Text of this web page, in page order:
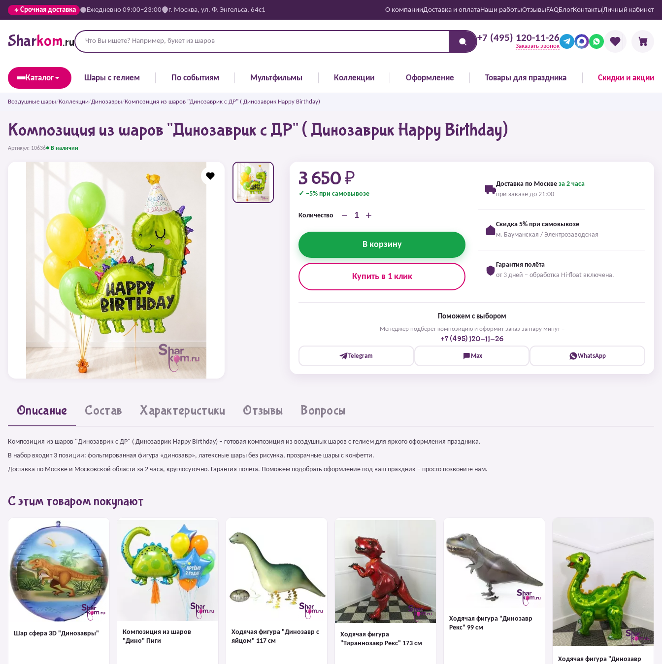
Срочная доставка Ежедневно 09:00–23:00 г. Москва, ул. Ф. Энгельса, 64с1 О компанииДоставка и оплатаНаши работыОтзывыFAQБлогКонтактыЛичный кабинет
Sharkom.ru +7 (495) 120-11-26
Заказать звонок
Каталог Шары с гелием По событиям Мультфильмы Коллекции Оформление Товары для праздника Скидки и акции
Воздушные шары/Коллекции/Динозавры/Композиция из шаров "Динозаврик с ДР" ( Динозаврик Happy Birthday)
Композиция из шаров "Динозаврик с ДР" ( Динозаврик Happy Birthday)
Артикул: 10636● В наличии
3 650 ₽
✓ −5% при самовывозе
Количество − +
В корзину
Купить в 1 клик
Доставка по Москве за 2 часа
при заказе до 21:00
Скидка 5% при самовывозе
м. Бауманская / Электрозаводская
Гарантия полёта
от 3 дней – обработка Hi-float включена.
Поможем с выбором
Менеджер подберёт композицию и оформит заказ за пару минут –
+7 (495) 120-11-26
Telegram Max WhatsApp
Описание Состав Характеристики Отзывы Вопросы
Композиция из шаров "Динозаврик с ДР" ( Динозаврик Happy Birthday) – готовая композиция из воздушных шаров с гелием для яркого оформления праздника.
В набор входит 3 позиции: фольгированная фигура «динозавр», латексные шары без рисунка, прозрачные шары с конфетти.
Доставка по Москве и Московской области за 2 часа, круглосуточно. Гарантия полёта. Поможем подобрать оформление под ваш праздник – просто позвоните нам.
С этим товаром покупают
Шар сфера 3D "Динозавры"
Композиция из шаров
"Дино" Пиги
Ходячая фигура "Динозавр с
яйцом" 117 см
Ходячая фигура
"Тираннозавр Рекс" 173 см
Ходячая фигура "Динозавр
Рекс" 99 см
Ходячая фигура "Динозавр